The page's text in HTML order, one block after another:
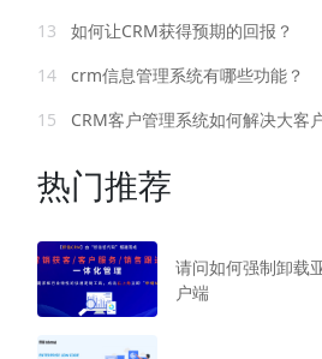
13
如何让CRM获得预期的回报？
14
crm信息管理系统有哪些功能？
15
CRM客户管理系统如何解决大客
热门推荐
请问如何强制卸载
户端